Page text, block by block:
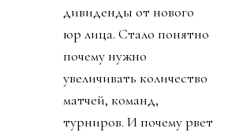
дивиденды от нового
юр лица. Стало понятно
почему нужно
увеличивать количество
матчей, команд,
турниров. И почему рвет